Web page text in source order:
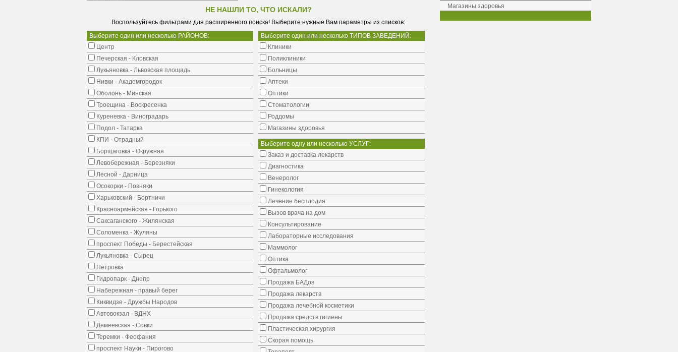
НЕ НАШЛИ ТО, ЧТО ИСКАЛИ?
Воспользуйтесь фильтрами для расширенного поиска! Выберите нужные Вам параметры из списков:
Выберите один или несколько РАЙОНОВ:
Центр
Печерская - Кловская
Лукьяновка - Львовская площадь
Нивки - Академгородок
Оболонь - Минская
Троещина - Воскресенка
Куреневка - Виноградарь
Подол - Татарка
КПИ - Отрадный
Борщаговка - Окружная
Левобережная - Березняки
Лесной - Дарница
Осокорки - Позняки
Харьковский - Бортничи
Красноармейская - Горького
Саксаганского - Жилянская
Соломенка - Жуляны
проспект Победы - Берестейская
Лукьяновка - Сырец
Петровка
Гидропарк - Днепр
Набережная - правый берег
Киквидзе - Дружбы Народов
Автовокзал - ВДНХ
Демеевская - Совки
Теремки - Феофания
проспект Науки - Пирогово
Выберите один или несколько ТИПОВ ЗАВЕДЕНИЙ:
Клиники
Поликлиники
Больницы
Аптеки
Оптики
Стоматологии
Роддомы
Магазины здоровья
Выберите одну или несколько УСЛУГ:
Заказ и доставка лекарств
Диагностика
Венеролог
Гинекология
Лечение бесплодия
Вызов врача на дом
Консультирование
Лабораторные исследования
Маммолог
Оптика
Офтальмолог
Продажа БАДов
Продажа лекарств
Продажа лечебной косметики
Продажа средств гигиены
Пластическая хирургия
Скорая помощь
Магазины здоровья